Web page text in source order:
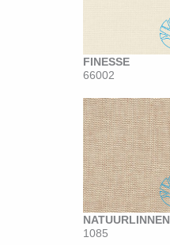
FINESSE
66002
NATUURLINNEN
1085